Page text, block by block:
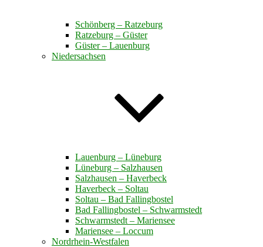
Schönberg – Ratzeburg
Ratzeburg – Güster
Güster – Lauenburg
Niedersachsen
Lauenburg – Lüneburg
Lüneburg – Salzhausen
Salzhausen – Haverbeck
Haverbeck – Soltau
Soltau – Bad Fallingbostel
Bad Fallingbostel – Schwarmstedt
Schwarmstedt – Mariensee
Mariensee – Loccum
Nordrhein-Westfalen